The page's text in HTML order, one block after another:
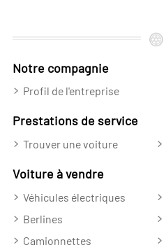
Notre compagnie
Profil de l'entreprise
Prestations de service
Trouver une voiture
Voiture à vendre
Véhicules électriques
Berlines
Camionnettes